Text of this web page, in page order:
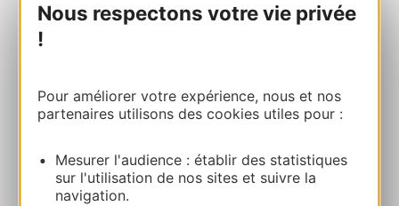
Nous respectons votre vie privée
!
Pour améliorer votre expérience, nous et nos
partenaires utilisons des cookies utiles pour :
Mesurer l'audience : établir des statistiques
sur l'utilisation de nos sites et suivre la
navigation.
Facebook
AU CARNET